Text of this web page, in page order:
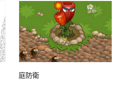
庭防衛